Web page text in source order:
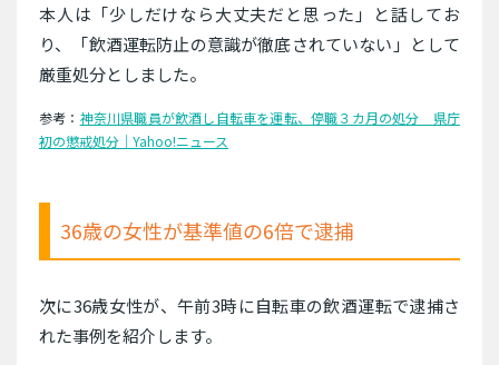
本人は「少しだけなら大丈夫だと思った」と話してお
り、「飲酒運転防止の意識が徹底されていない」として
厳重処分としました。
参考： 神奈川県職員が飲酒し自転車を運転、停職３カ月の処分 県庁
初の懲戒処分｜Yahoo!ニュース
36歳の女性が基準値の6倍で逮捕
次に36歳女性が、午前3時に自転車の飲酒運転で逮捕さ
れた事例を紹介します。